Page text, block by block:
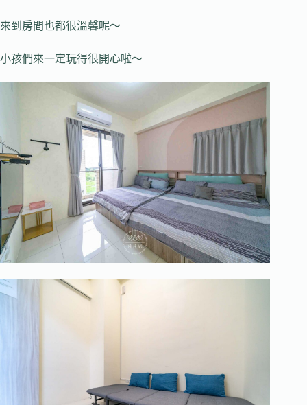
來到房間也都很溫馨呢～
小孩們來一定玩得很開心啦～